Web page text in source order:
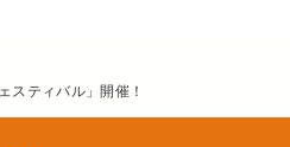
スティバル」開催！